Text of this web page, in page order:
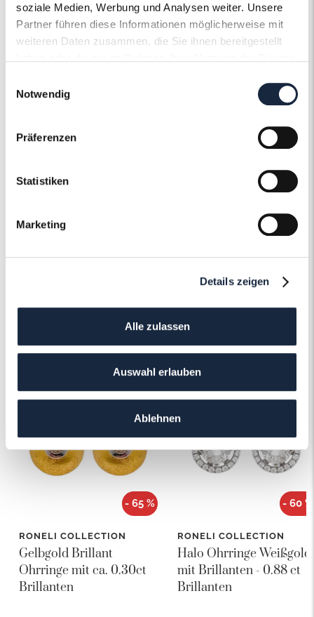
soziale Medien, Werbung und Analysen weiter. Unsere
Partner führen diese Informationen möglicherweise mit
weiteren Daten zusammen, die Sie ihnen bereitgestellt
Notwendig
Präferenzen
Statistiken
Marketing
Details zeigen
Alle zulassen
Auswahl erlauben
Ablehnen
Artikelnummer 57346
Der Roneli
Das könnte Ihnen auch gefallen!
- 65 %
RONELI COLLECTION
Gelbgold Brillant
Ohrringe mit ca. 0.30ct
Brillanten
- 60 %
RONELI COLLECTION
Halo Ohrringe Weißgold
mit Brillanten - 0.88 ct
Brillanten